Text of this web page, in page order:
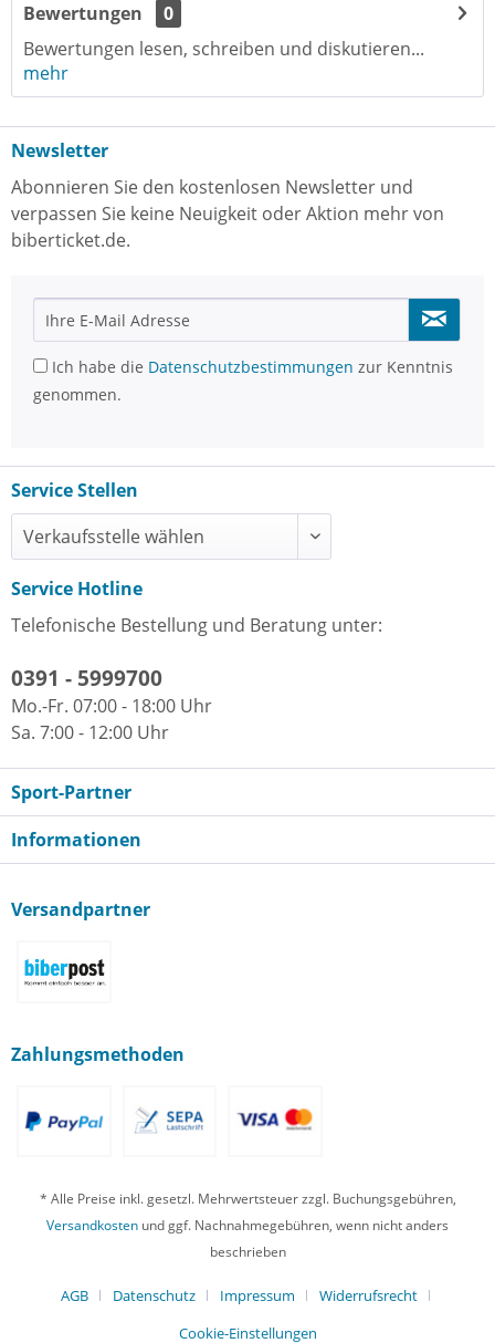
Bewertungen
0
Bewertungen lesen, schreiben und diskutieren...
mehr
Newsletter
Abonnieren Sie den kostenlosen Newsletter und
verpassen Sie keine Neuigkeit oder Aktion mehr von
biberticket.de.
Ich habe die Datenschutzbestimmungen zur Kenntnis
genommen.
Service Stellen
Service Hotline
Telefonische Bestellung und Beratung unter:
0391 - 5999700
Mo.-Fr. 07:00 - 18:00 Uhr
Sa. 7:00 - 12:00 Uhr
Sport-Partner
Informationen
Versandpartner
Zahlungsmethoden
* Alle Preise inkl. gesetzl. Mehrwertsteuer zzgl. Buchungsgebühren,
Versandkosten und ggf. Nachnahmegebühren, wenn nicht anders
beschrieben
AGB Datenschutz Impressum
Widerrufsrecht
Cookie-Einstellungen